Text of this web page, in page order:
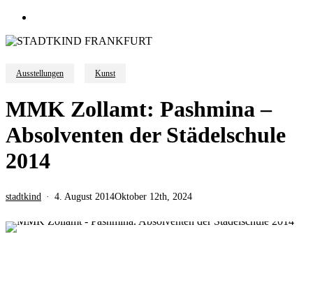
Ausstellungen Kunst
MMK Zollamt: Pashmina –
Absolventen der Städelschule
2014
stadtkind 4. August 2014Oktober 12th, 2024